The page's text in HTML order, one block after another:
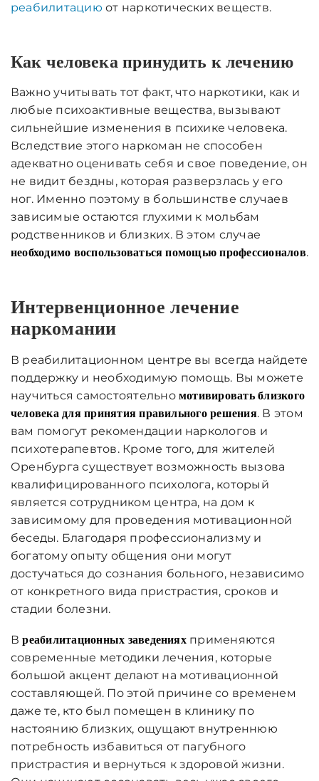
реабилитацию от наркотических веществ.
Как человека принудить к лечению
Важно учитывать тот факт, что наркотики, как и
любые психоактивные вещества, вызывают
сильнейшие изменения в психике человека.
Вследствие этого наркоман не способен
адекватно оценивать себя и свое поведение, он
не видит бездны, которая разверзлась у его
ног. Именно поэтому в большинстве случаев
зависимые остаются глухими к мольбам
родственников и близких. В этом случае
необходимо воспользоваться помощью профессионалов.
Интервенционное лечение
наркомании
В реабилитационном центре вы всегда найдете
поддержку и необходимую помощь. Вы можете
научиться самостоятельномотивировать близкого
человека для принятия правильного решения. В этом
вам помогут рекомендации наркологов и
психотерапевтов. Кроме того, для жителей
Оренбурга существует возможность вызова
квалифицированного психолога, который
является сотрудником центра, на дом к
зависимому для проведения мотивационной
беседы. Благодаря профессионализму и
богатому опыту общения они могут
достучаться до сознания больного, независимо
от конкретного вида пристрастия, сроков и
стадии болезни.
Вреабилитационных заведенияхприменяются
современные методики лечения, которые
большой акцент делают на мотивационной
составляющей. По этой причине со временем
даже те, кто был помещен в клинику по
настоянию близких, ощущают внутреннюю
потребность избавиться от пагубного
пристрастия и вернуться к здоровой жизни.